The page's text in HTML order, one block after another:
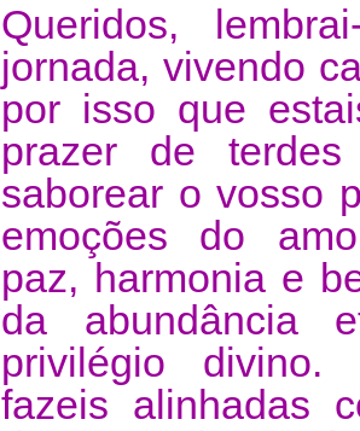
Queridos,
jornada, vivendo
por isso que
prazer de
saborear o vosso
emoções do
paz, harmonia e
da abundância
privilégio divino.
fazeis alinhadas